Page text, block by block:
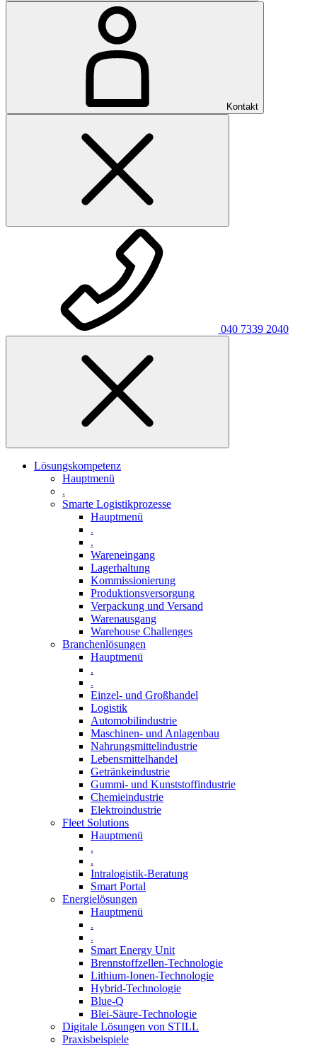
Kontakt
040 7339 2040
Lösungskompetenz
Hauptmenü
.
Smarte Logistikprozesse
Hauptmenü
.
.
Wareneingang
Lagerhaltung
Kommissionierung
Produktionsversorgung
Verpackung und Versand
Warenausgang
Warehouse Challenges
Branchenlösungen
Hauptmenü
.
.
Einzel- und Großhandel
Logistik
Automobilindustrie
Maschinen- und Anlagenbau
Nahrungsmittelindustrie
Lebensmittelhandel
Getränkeindustrie
Gummi­- und Kunststoffindustrie
Chemieindustrie
Elektroindustrie
Fleet Solutions
Hauptmenü
.
.
Intralogistik-Beratung
Smart Portal
Energielösungen
Hauptmenü
.
.
Smart Energy Unit
Brennstoffzellen-Technologie
Lithium-Ionen-Technologie
Hybrid-Technologie
Blue-Q
Blei-Säure-Technologie
Digitale Lösungen von STILL
Praxisbeispiele